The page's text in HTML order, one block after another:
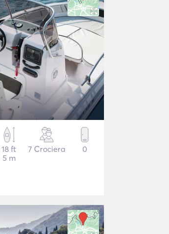
18 ft
5 m
7 Crociera 0